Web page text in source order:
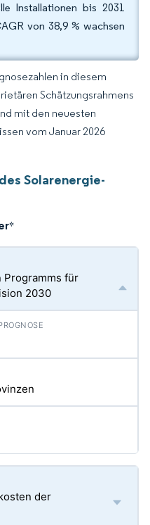
Installationen bis 2031
von 38,9 % wachsen
in diesem
Schätzungsrahmens
mit den neuesten
vom Januar 2026
Solarenergie-
*
Programms für
2030
der